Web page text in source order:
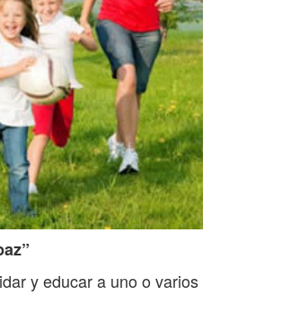
y educar a uno o varios